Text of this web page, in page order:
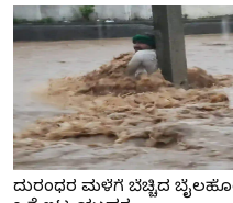
ದುರಂಧರ ಮಳೆಗೆ ಬೆಚ್ಚಿದ